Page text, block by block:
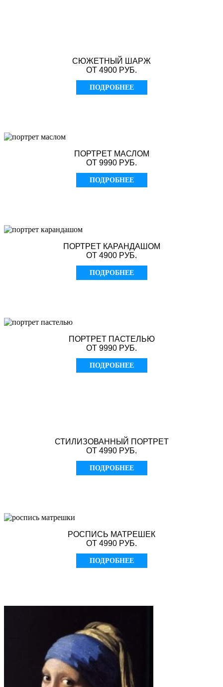
СЮЖЕТНЫЙ ШАРЖ
ОТ 4900 РУБ.
ПОДРОБНЕЕ
ПОРТРЕТ МАСЛОМ
ОТ 9990 РУБ.
ПОДРОБНЕЕ
ПОРТРЕТ КАРАНДАШОМ
ОТ 4900 РУБ.
ПОДРОБНЕЕ
ПОРТРЕТ ПАСТЕЛЬЮ
ОТ 9990 РУБ.
ПОДРОБНЕЕ
СТИЛИЗОВАННЫЙ ПОРТРЕТ
ОТ 4990 РУБ.
ПОДРОБНЕЕ
РОСПИСЬ МАТРЕШЕК
ОТ 4990 РУБ.
ПОДРОБНЕЕ